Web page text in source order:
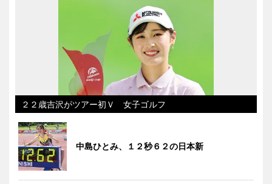
２２歳吉沢がツアー初Ｖ 女子ゴルフ
中島ひとみ、１２秒６２の日本新